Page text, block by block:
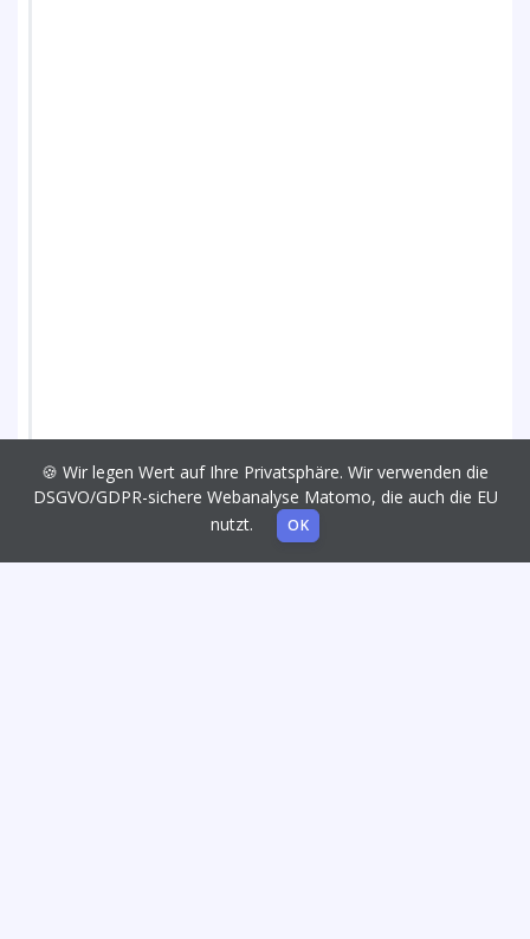
🍪 Wir legen Wert auf Ihre Privatsphäre. Wir verwenden die
DSGVO/GDPR-sichere Webanalyse Matomo, die auch die EU
nutzt.
OK